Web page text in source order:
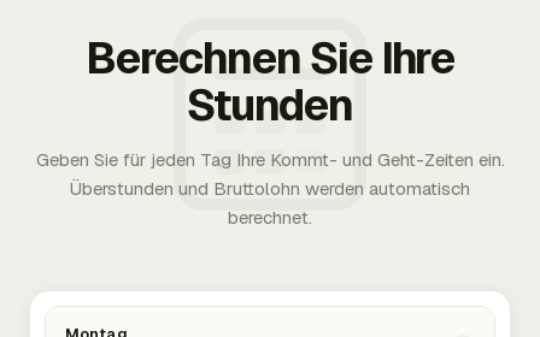
Berechnen Sie Ihre
Stunden
Geben Sie für jeden Tag Ihre Kommt- und Geht-Zeiten ein.
Überstunden und Bruttolohn werden automatisch
berechnet.